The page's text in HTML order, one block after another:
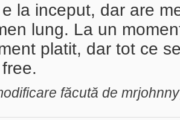
la inceput, dar are
lung. La un
platit, dar tot ce
făcută de